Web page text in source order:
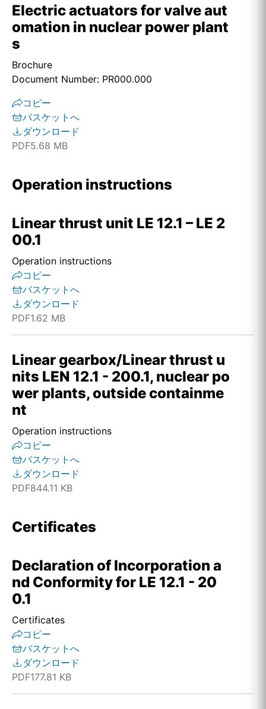
Electric actuators for valve aut
omation in nuclear power plant
s
Brochure
Document Number: PR000.000
コピー
バスケットへ
ダウンロード
PDF5.68 MB
Operation instructions
Linear thrust unit LE 12.1 – LE 2
00.1
Operation instructions
コピー
バスケットへ
ダウンロード
PDF1.62 MB
Linear gearbox/Linear thrust u
nits LEN 12.1 - 200.1, nuclear po
wer plants, outside containme
nt
Operation instructions
コピー
バスケットへ
ダウンロード
PDF844.11 KB
Certificates
Declaration of Incorporation a
nd Conformity for LE 12.1 - 20
0.1
Certificates
コピー
バスケットへ
ダウンロード
PDF177.81 KB